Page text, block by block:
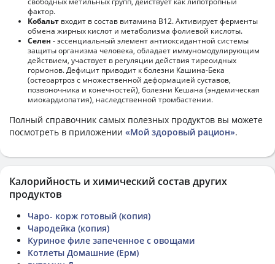
фактор.
Кобальт входит в состав витамина В12. Активирует ферменты
обмена жирных кислот и метаболизма фолиевой кислоты.
Селен - эссенциальный элемент антиоксидантной системы
защиты организма человека, обладает иммуномодулирующим
действием, участвует в регуляции действия тиреоидных
гормонов. Дефицит приводит к болезни Кашина-Бека
(остеоартроз с множественной деформацией суставов,
позвоночника и конечностей), болезни Кешана (эндемическая
миокардиопатия), наследственной тромбастении.
Полный справочник самых полезных продуктов вы можете
посмотреть в приложении «Мой здоровый рацион».
Калорийность и химический состав других
продуктов
Чаро- корж готовый (копия)
Чародейка (копия)
Куриное филе запеченное с овощами
Котлеты Домашние (Ерм)